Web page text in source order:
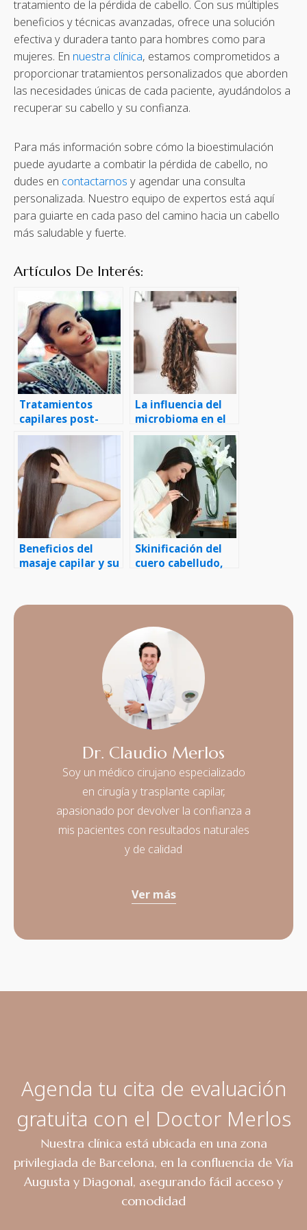
tratamiento de la pérdida de cabello. Con sus múltiples
beneficios y técnicas avanzadas, ofrece una solución
efectiva y duradera tanto para hombres como para
mujeres. En nuestra clínica, estamos comprometidos a
proporcionar tratamientos personalizados que aborden
las necesidades únicas de cada paciente, ayudándolos a
recuperar su cabello y su confianza.
Para más información sobre cómo la bioestimulación
puede ayudarte a combatir la pérdida de cabello, no
dudes en contactarnos y agendar una consulta
personalizada. Nuestro equipo de expertos está aquí
para guiarte en cada paso del camino hacia un cabello
más saludable y fuerte.
Artículos De Interés:
Tratamientos
capilares post-
quimioterapia
La influencia del
microbioma en el
cuero cabelludo
Beneficios del
masaje capilar y su
cabello
Skinificación del
cuero cabelludo,
Dr. Claudio Merlos
Soy un médico cirujano especializado
en cirugía y trasplante capilar,
apasionado por devolver la confianza a
mis pacientes con resultados naturales
y de calidad
Ver más
Agenda tu cita de evaluación
gratuita con el Doctor Merlos
Nuestra clínica está ubicada en una zona
privilegiada de Barcelona, en la confluencia de Vía
Augusta y Diagonal, asegurando fácil acceso y
comodidad